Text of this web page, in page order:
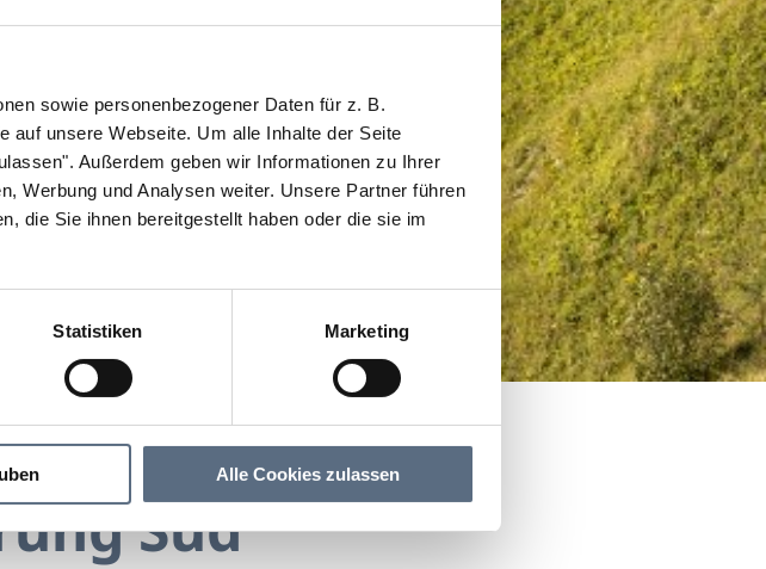
sowie personenbezogener Daten für z. B.
auf unsere Webseite. Um alle Inhalte der Seite
Außerdem geben wir Informationen zu Ihrer
Werbung und Analysen weiter. Unsere Partner führen
die Sie ihnen bereitgestellt haben oder die sie im
Statistiken Marketing
Alle Cookies zulassen
Süd